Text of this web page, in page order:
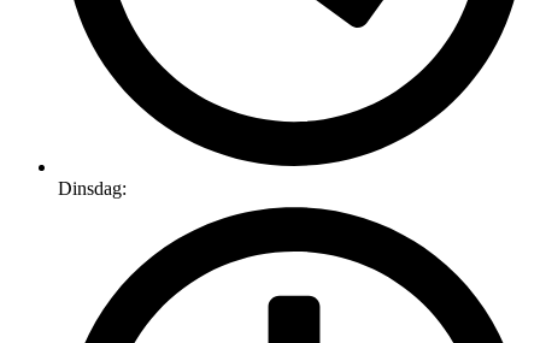
Dinsdag: